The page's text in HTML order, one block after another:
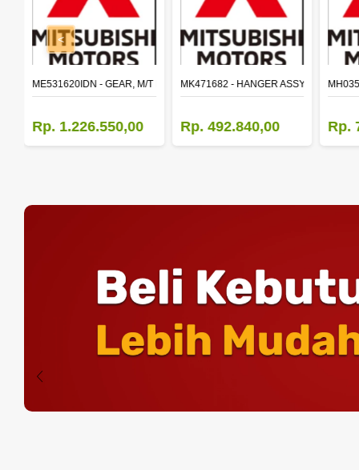
SHAFT 2ND SPEED (M035S5)
ME531620IDN - GEAR, M/T MAIN SHAFT REVERSE
Rp. 1.226.550,00
MK471682 - HANGER ASSY,FR
Rp. 492.840,00 Rp.
<